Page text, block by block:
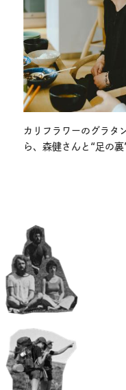
カリフラワーのグラタ
ら、森健さんと“足の